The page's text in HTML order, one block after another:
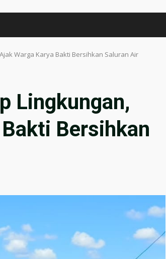
Warga Karya Bakti Bersihkan Saluran Air
Lingkungan,
Bersihkan